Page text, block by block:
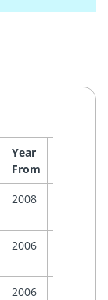
Year
From
2008
2006
2006